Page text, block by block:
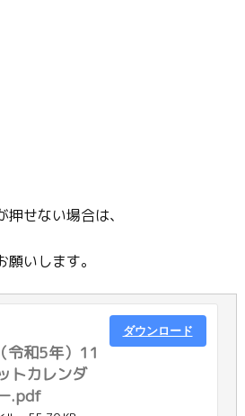
せない場合は、
いします。
令和5年）11
トカレンダ
.pdf
ダウンロード